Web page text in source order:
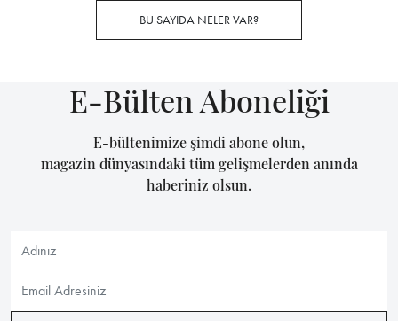
BU SAYIDA NELER VAR?
E-Bülten Aboneliği
E-bültenimize şimdi abone olun,
magazin dünyasındaki tüm gelişmelerden anında
haberiniz olsun.